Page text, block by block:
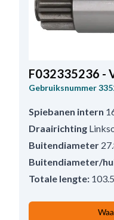
F032335236 -
Gebruiksnummer
Spiebanen intern
Draairichting
Buitendiameter
Buitendiameter/
Totale lengte: